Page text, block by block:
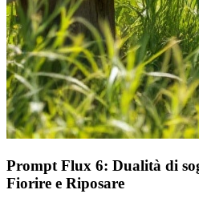
Prompt Flux 6: Dualità di
Fiorire e Riposare